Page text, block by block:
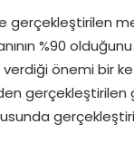
gerçekleştirilen
%90 olduğunu
verdiği önemi bir
gerçekleştirilen